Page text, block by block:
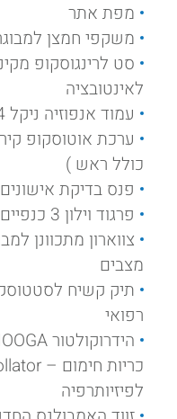
מפת אתר
משקפי חמצן
לאינטובציה
עמוד אנפוזיה ניקל 4 ראשיים 5 גלגלים
ערכת אוטוסקופ
כולל ראש )
פנס בדיקת
פרגוד וילון 3 כנפיים לפרטיות מטופלים
מצבים
תיק קשיח
רפואי
לפיזיותרפיה